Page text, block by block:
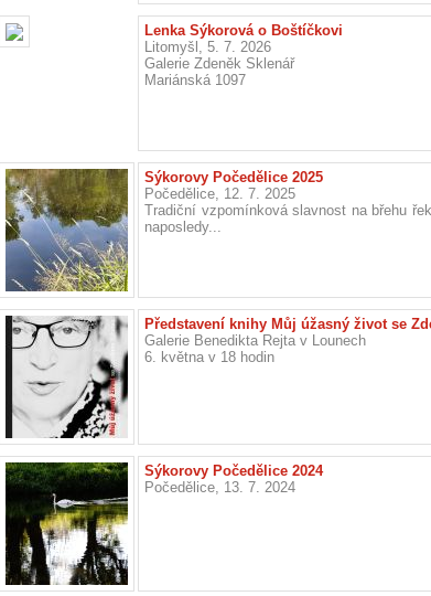
Lenka Sýkorová o Boštíčkovi
Litomyšl, 5. 7. 2026
Galerie Zdeněk Sklenář
Mariánská 1097
Sýkorovy Počedělice 2025
Počedělice, 12. 7. 2025
Tradiční vzpomínková slavnost na břehu
naposledy...
Představení knihy Můj úžasný život se
Galerie Benedikta Rejta v Lounech
6. května v 18 hodin
Sýkorovy Počedělice 2024
Počedělice, 13. 7. 2024